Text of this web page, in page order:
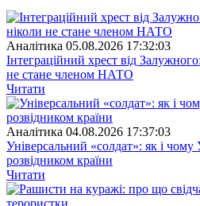
Аналітика 05.08.2026 17:32:03
Інтеграційний хрест від
не стане членом НАТО
Читати
Аналітика 04.08.2026 17:37:03
Універсальний «солдат»: як і
розвідником країни
Читати